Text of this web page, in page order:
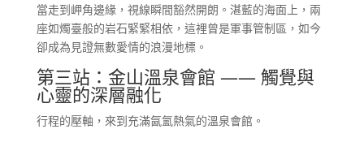
當走到岬角邊緣，視線瞬間豁然開朗。湛藍的海面上，兩
座如燭臺般的岩石緊緊相依，這裡曾是軍事管制區，如今
卻成為見證無數愛情的浪漫地標。
第三站：金山溫泉會館 —— 觸覺與
心靈的深層融化
行程的壓軸，來到充滿氤氳熱氣的溫泉會館。